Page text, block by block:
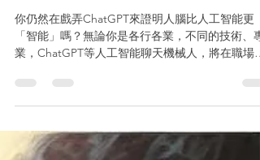
ChatGPT、Microsoft Bing AI
Google Bard｜你比人工智能更
「智能」嗎？
你仍然在戲弄ChatGPT來證明人腦比人工智能更
「智能」嗎？無論你是各行各業，不同的技術、專
構為翻天覆地的變化，猶如當年iPhone橫空出世，